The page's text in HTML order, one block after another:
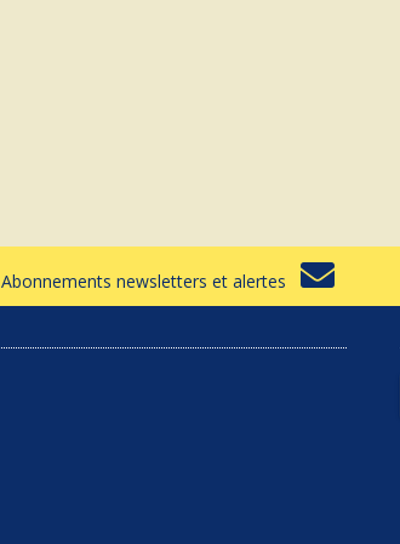
Abonnements newsletters et alertes